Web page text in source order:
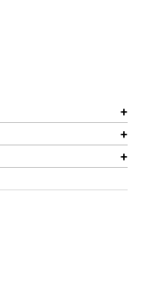
+
+
+